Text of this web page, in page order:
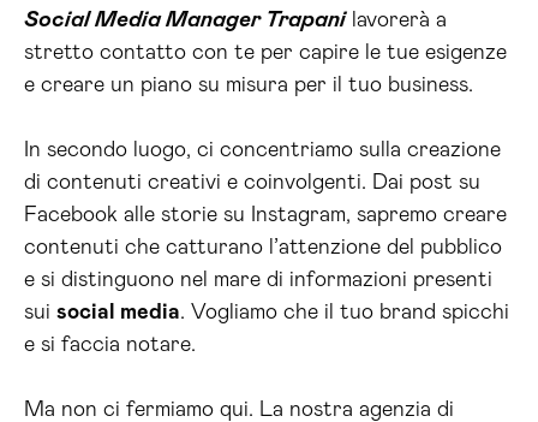
Social Media Manager Trapanilavorerà a
stretto contatto con te per capire le tue esigenze
e creare un piano su misura per il tuo business.
In secondo luogo, ci concentriamo sulla creazione
di contenuti creativi e coinvolgenti. Dai post su
Facebook alle storie su Instagram, sapremo creare
contenuti che catturano l’attenzione del pubblico
e si distinguono nel mare di informazioni presenti
sui social media. Vogliamo che il tuo brand spicchi
e si faccia notare.
Ma non ci fermiamo qui. La nostra agenzia di